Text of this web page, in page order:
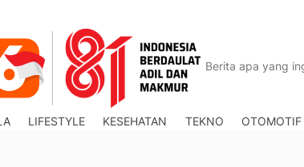
LIFESTYLE KESEHATAN TEKNO OTOMOTIF